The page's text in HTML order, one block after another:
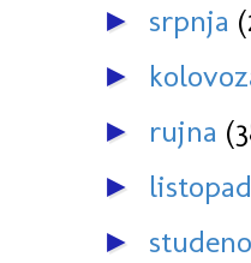
► srpnja
►
► rujna
►
►